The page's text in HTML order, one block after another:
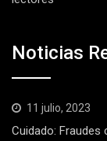
Noticias
11 julio, 2023
Cuidado: Fraudes